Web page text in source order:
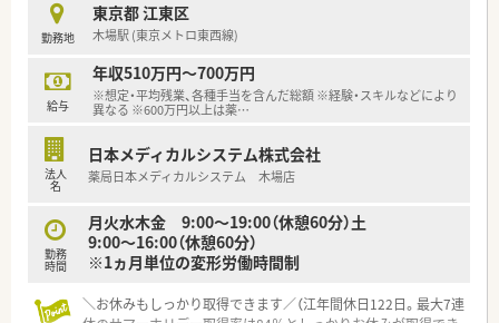
勤務地
東京都 江東区
木場駅 (東京メトロ東西線)
給与
年収510万円～700万円
※想定・平均残業、各種手当を含んだ総額 ※経験・スキルなどにより
異なる ※600万円以上は薬…
法人
名
日本メディカルシステム株式会社
薬局日本メディカルシステム 木場店
勤務
時間
月火水木金 9:00～19:00（休憩60分）土
9:00～16:00（休憩60分）
※1ヵ月単位の変形労働時間制
＼お休みもしっかり取得できます／（江年間休日122日。最大7連